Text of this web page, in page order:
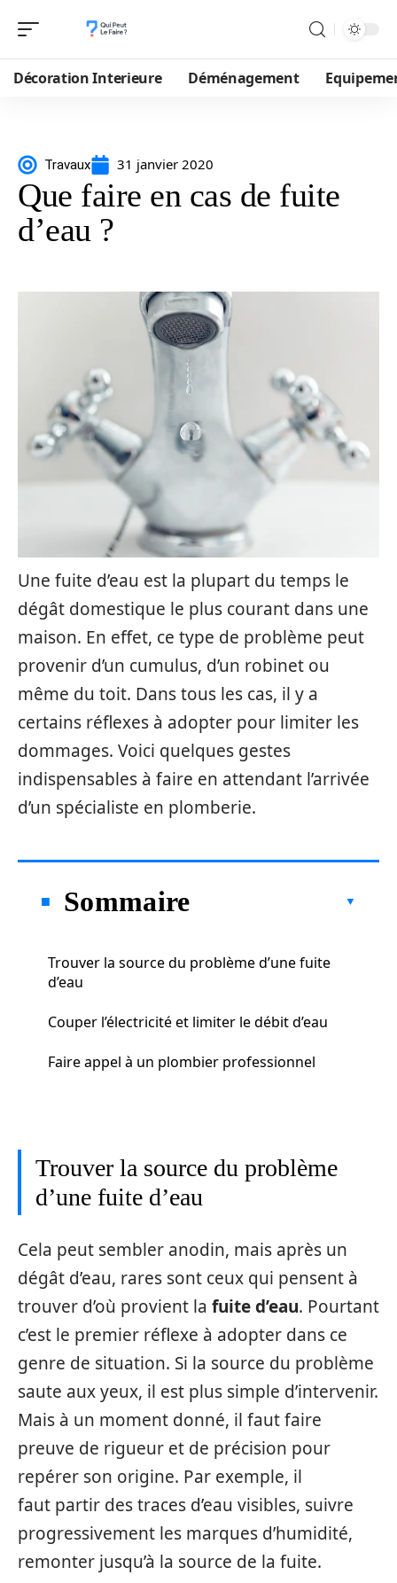
Décoration Interieure Déménagement
Travaux 31 janvier 2020
Que faire en cas de fuite
d’eau ?
Une fuite d’eau est la plupart du temps le
dégât domestique le plus courant dans une
maison. En effet, ce type de problème peut
provenir d’un cumulus, d’un robinet ou
même du toit. Dans tous les cas, il y a
certains réflexes à adopter pour limiter les
dommages. Voici quelques gestes
indispensables à faire en attendant l’arrivée
d’un spécialiste en plomberie.
Sommaire
Trouver la source du problème d’une fuite
d’eau
Couper l’électricité et limiter le débit d’eau
Faire appel à un plombier professionnel
Trouver la source du problème
d’une fuite d’eau
Cela peut sembler anodin, mais après un
dégât d’eau, rares sont ceux qui pensent à
trouver d’où provient la fuite d’eau. Pourtant
c’est le premier réflexe à adopter dans ce
genre de situation. Si la source du problème
saute aux yeux, il est plus simple d’intervenir.
Mais à un moment donné, il faut faire
preuve de rigueur et de précision pour
repérer son origine. Par exemple, il
faut partir des traces d’eau visibles, suivre
progressivement les marques d’humidité,
remonter jusqu’à la source de la fuite.